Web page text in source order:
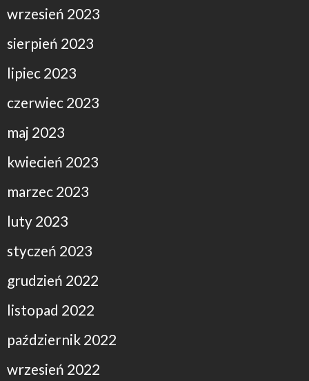
wrzesień 2023
sierpień 2023
lipiec 2023
czerwiec 2023
maj 2023
kwiecień 2023
marzec 2023
luty 2023
styczeń 2023
grudzień 2022
listopad 2022
październik 2022
wrzesień 2022